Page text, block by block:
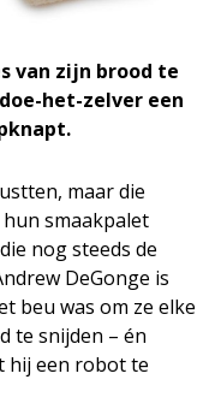
van zijn brood te
het-zelver een
maar die
smaakpalet
nog steeds de
DeGonge is
beu was om ze elke
te snijden – én
hij een robot te